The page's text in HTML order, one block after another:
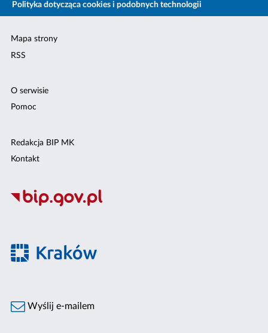
Polityka dotycząca cookies i podobnych technologii
Mapa strony
RSS
O serwisie
Pomoc
Redakcja BIP MK
Kontakt
Wyślij e-mailem